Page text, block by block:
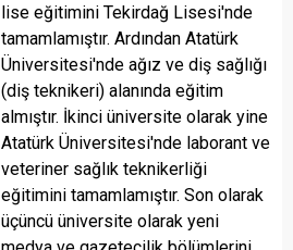
lise eğitimini Tekirdağ Lisesi'nde
tamamlamıştır. Ardından Atatürk
Üniversitesi'nde ağız ve diş sağlığı
(diş teknikeri) alanında eğitim
almıştır. İkinci üniversite olarak yine
Atatürk Üniversitesi'nde laborant ve
veteriner sağlık teknikerliği
eğitimini tamamlamıştır. Son olarak
üçüncü üniversite olarak yeni